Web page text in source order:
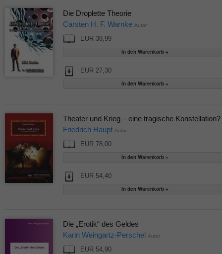
Die Droplette Theorie
Carsten H. F. Warnke Autor
EUR 38,99
EUR 27,30
Theater und Krieg – eine tragische Konstellation?
Friedrich Haupt Autor
EUR 78,00
EUR 54,40
Die „Erotik“ des Geldes
Karin Weingartz-Perschel Autor
EUR 54,90